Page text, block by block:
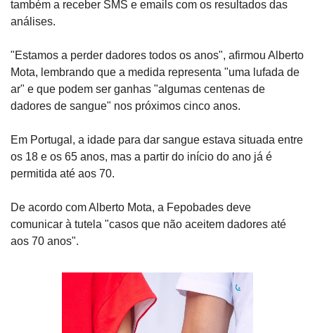
também a receber SMS e emails com os resultados das
análises.
"Estamos a perder dadores todos os anos", afirmou Alberto
Mota, lembrando que a medida representa "uma lufada de
ar" e que podem ser ganhas "algumas centenas de
dadores de sangue" nos próximos cinco anos.
Em Portugal, a idade para dar sangue estava situada entre
os 18 e os 65 anos, mas a partir do início do ano já é
permitida até aos 70.
De acordo com Alberto Mota, a Fepobades deve
comunicar à tutela "casos que não aceitem dadores até
aos 70 anos".